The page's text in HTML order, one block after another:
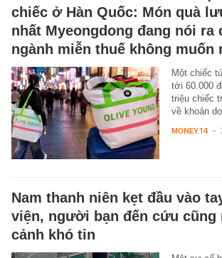
chiếc ở Hàn Quốc: Món quà
nhất Myeongdong đang nói ra
ngành miễn thuế không muốn
Một chiếc
tới 60.000
triệu chiếc
về khoản
MONEY.14 -
Nam thanh niên kẹt đầu vào
viện, người bạn đến cứu cũng
cảnh khó tin